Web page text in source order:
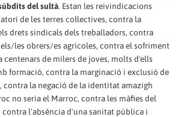
del sultà. Estan les reivindicacions
de les terres col·lectives, contra la
drets sindicals dels treballadors, contra
les obrers/es agrícoles, contra el sofriment
centenars de milers de joves, molts d'ells
formació, contra la marginació i exclusió de
contra la negació de la identitat amazigh
no seria el Marroc, contra les màfies del
l'absència d'una sanitat pública i